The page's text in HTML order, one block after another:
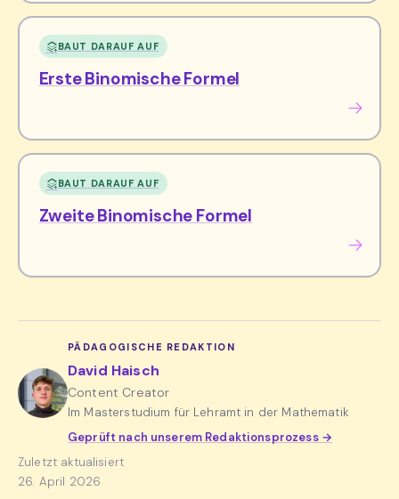
BAUT DARAUF AUF
Erste Binomische Formel
BAUT DARAUF AUF
Zweite Binomische Formel
PÄDAGOGISCHE REDAKTION
David Haisch
Content Creator
Im Masterstudium für Lehramt in der Mathematik
Geprüft nach unserem Redaktionsprozess →
Zuletzt aktualisiert
26. April 2026